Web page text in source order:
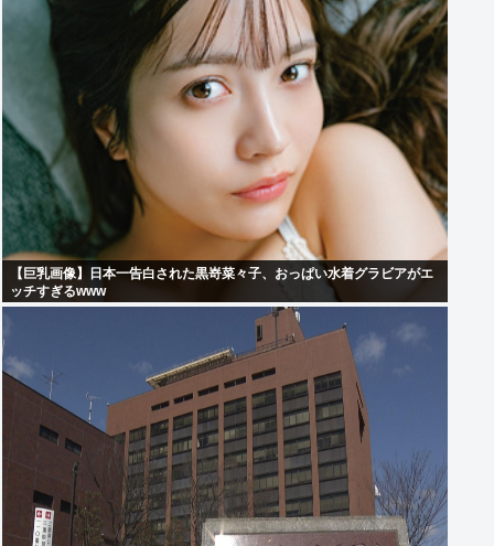
【巨乳画像】日本一告白された黒嵜菜々子、おっぱい水着グラビアがエ
ッチすぎるwww